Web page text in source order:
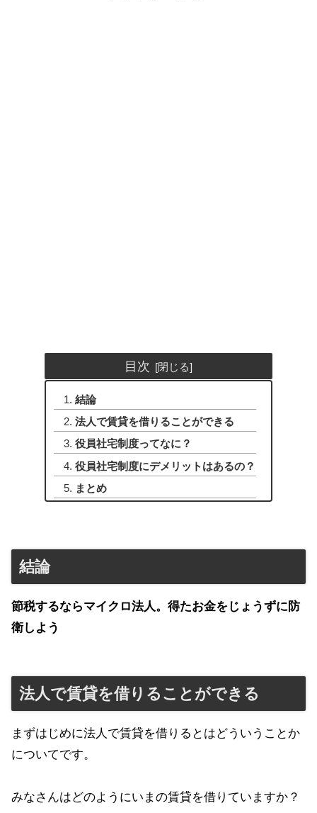
目次
結論
法人で賃貸を借りることができる
役員社宅制度ってなに？
役員社宅制度にデメリットはあるの？
まとめ
結論
節税するならマイクロ法人。得たお金をじょうずに防
衛しよう
法人で賃貸を借りることができる
まずはじめに法人で賃貸を借りるとはどういうことか
についてです。
みなさんはどのようにいまの賃貸を借りていますか？